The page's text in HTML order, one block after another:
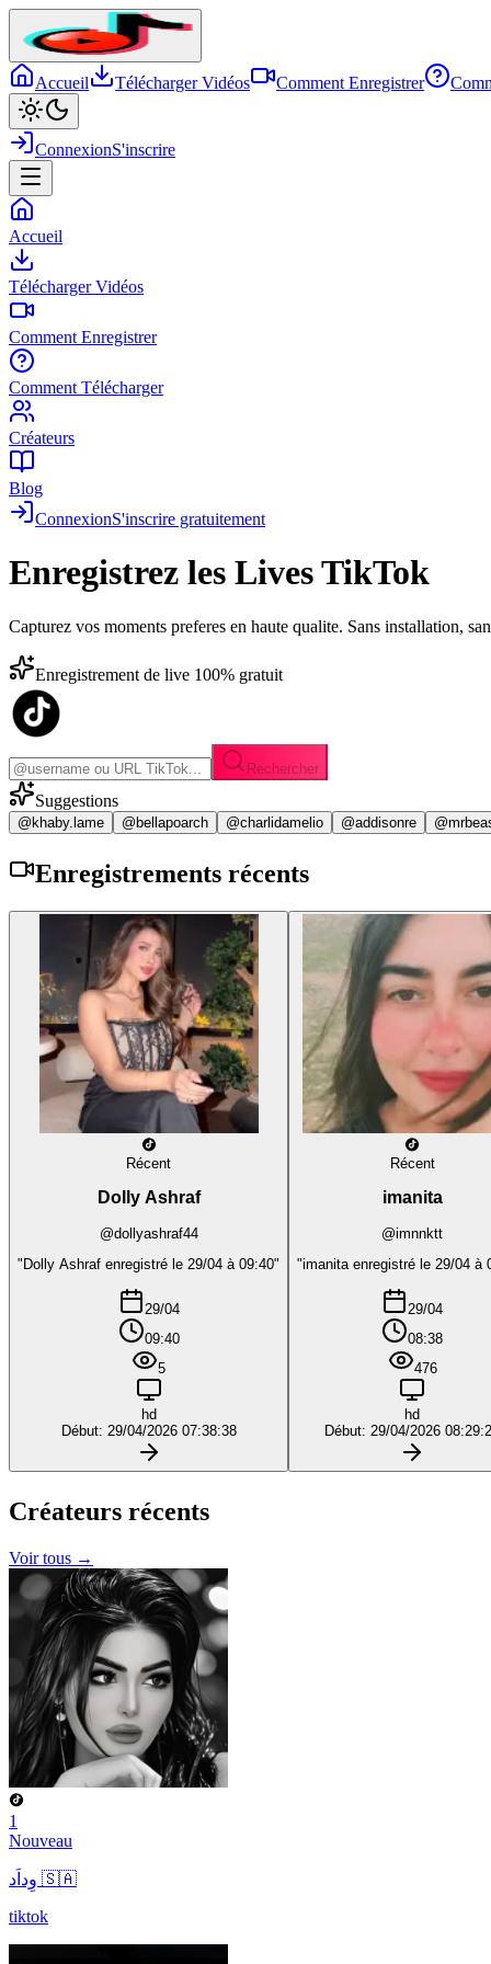
Accueil Télécharger Vidéos Comment Enregistrer
ConnexionS'inscrire
Accueil
Télécharger Vidéos
Comment Enregistrer
Comment Télécharger
Créateurs
Blog
ConnexionS'inscrire gratuitement
Enregistrez les Lives TikTok
Capturez vos moments preferes en haute qualite. Sans installation,
Enregistrement de live 100% gratuit
Rechercher
Suggestions
@khaby.lame @bellapoarch @charlidamelio @addisonre
Enregistrements récents
Récent
Dolly Ashraf
@dollyashraf44
"Dolly Ashraf enregistré le 29/04 à 09:40"
29/04
09:40
5
hd
Début: 29/04/2026 07:38:38
Récent
imanita
@imnnktt
"imanita enregistré le 29/04 à
29/04
08:38
476
hd
Début: 29/04/2026
Créateurs récents
Voir tous →
1
Nouveau
وِداَد 🇸🇦
tiktok